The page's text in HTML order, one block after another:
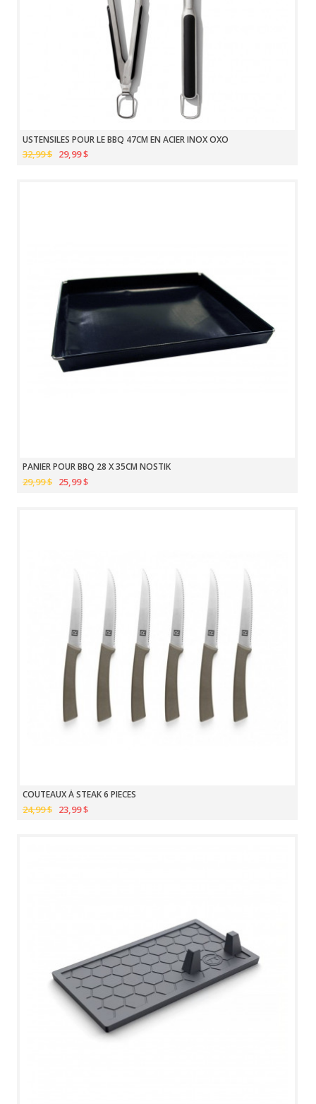
USTENSILES POUR LE BBQ 47CM EN ACIER INOX OXO
32,99 $ 29,99 $
PANIER POUR BBQ 28 X 35CM NOSTIK
29,99 $ 25,99 $
COUTEAUX À STEAK 6 PIECES
24,99 $ 23,99 $